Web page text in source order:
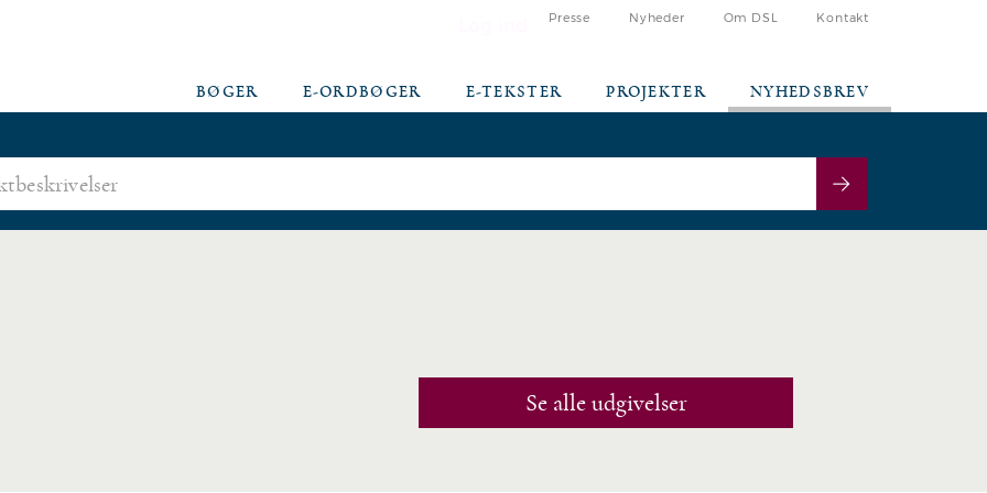
Presse Nyheder Om DSL Kontakt
BØGER E-ORDBØGER E-TEKSTER PROJEKTER NYHEDSBREV
Se alle udgivelser